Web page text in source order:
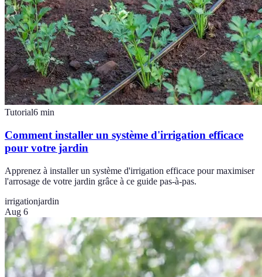
Tutorial6 min
Comment installer un système d'irrigation efficace
pour votre jardin
Apprenez à installer un système d'irrigation efficace pour maximiser
l'arrosage de votre jardin grâce à ce guide pas-à-pas.
irrigationjardin
Aug 6